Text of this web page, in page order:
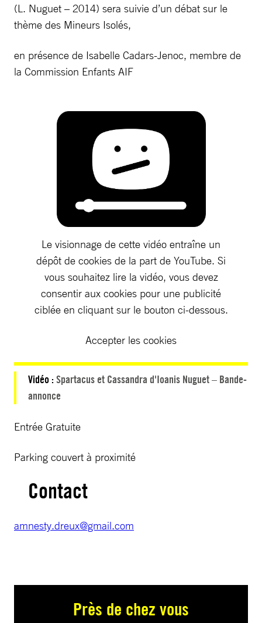
(L. Nuguet – 2014) sera suivie d’un débat sur le
thème des Mineurs Isolés,
en présence de Isabelle Cadars-Jenoc, membre de
la Commission Enfants AIF
Le visionnage de cette vidéo entraîne un
dépôt de cookies de la part de YouTube. Si
vous souhaitez lire la vidéo, vous devez
consentir aux cookies pour une publicité
ciblée en cliquant sur le bouton ci-dessous.
Accepter les cookies
Vidéo : Spartacus et Cassandra d'Ioanis Nuguet – Bande-
annonce
Entrée Gratuite
Parking couvert à proximité
Contact
amnesty.dreux@gmail.com
Près de chez vous